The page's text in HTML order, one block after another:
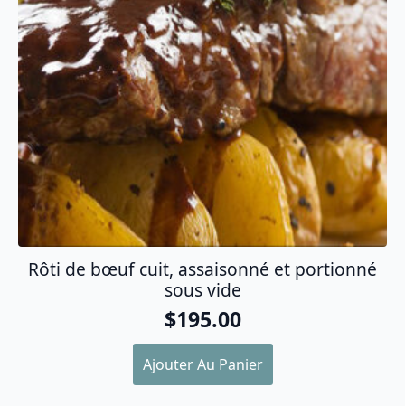
Rôti de bœuf cuit, assaisonné et portionné
sous vide
$195.00
Ajouter Au Panier